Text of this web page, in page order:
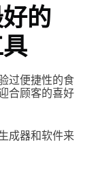
的
过便捷性的食
合顾客的喜好
成器和软件来